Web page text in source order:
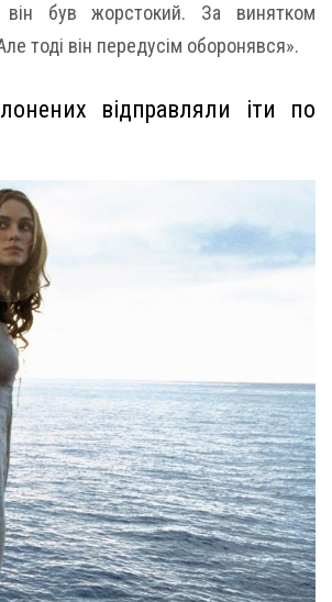
він був жорстокий. За винятком
тоді він передусім оборонявся».
відправляли іти по